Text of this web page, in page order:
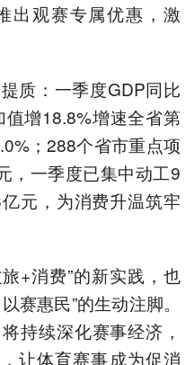
出观赛专属优惠，激
质：一季度GDP同比
增18.8%增速全省第
；288个省市重点项
，一季度已集中动工9
元，为消费升温筑牢
+消费”的新实践，也
赛惠民”的生动注脚。
持续深化赛事经济，
让体育赛事成为促消